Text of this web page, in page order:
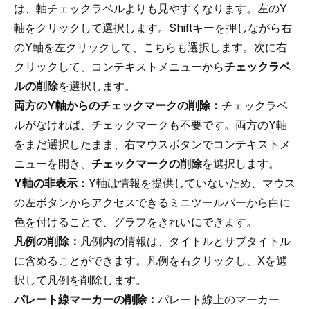
は、軸チェックラベルよりも見やすくなります。左のY
軸をクリックして選択します。Shiftキーを押しながら右
のY軸を左クリックして、こちらも選択します。次に右
クリックして、コンテキストメニューからチェックラベ
ルの削除を選択します。
両方のY軸からのチェックマークの削除： チェックラベ
ルがなければ、チェックマークも不要です。両方のY軸
をまだ選択したまま、右マウスボタンでコンテキストメ
ニューを開き、 チェックマークの削除を選択します。
Y軸の非表示： Y軸は情報を提供していないため、マウス
の左ボタンからアクセスできるミニツールバーから白に
色を付けることで、グラフをきれいにできます。
凡例の削除： 凡例内の情報は、タイトルとサブタイトル
に含めることができます。凡例を右クリックし、Xを選
択して凡例を削除します。
パレート線マーカーの削除： パレート線上のマーカー